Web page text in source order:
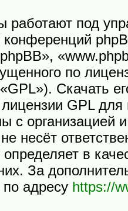
под
конференций
по
Скачать
GPL
с
несёт
в
За
адресу https://